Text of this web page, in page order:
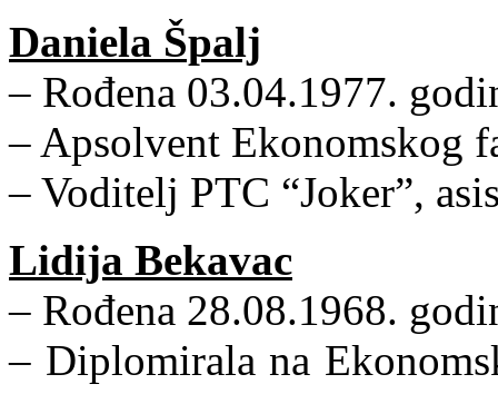
Daniela Špalj
– Rođena 03.04.1977.
– Apsolvent Ekonomskog
– Voditelj PTC “Joker”,
Lidija Bekavac
– Rođena 28.08.1968.
– Diplomirala na